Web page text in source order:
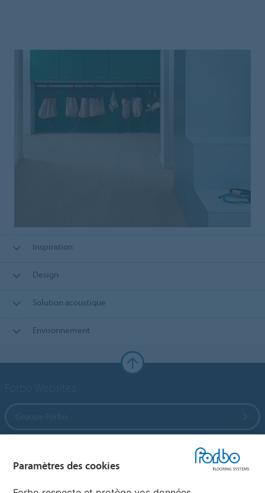
Inspiration
Design
Solution acoustique
Environnement
Paramètres des cookies